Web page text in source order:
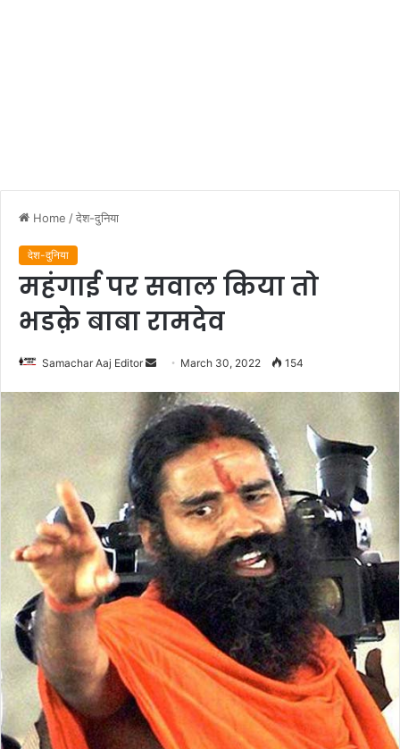
Home /देश-दुनिया
देश-दुनिया
महंगाई पर सवाल किया तो
भडक़े बाबा रामदेव
Samachar Aaj Editor
Send
email
March 30, 2022 154